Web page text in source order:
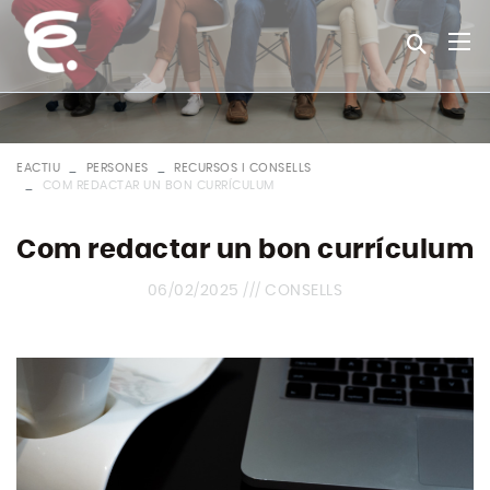
EACTIU PERSONES
RECURSOS I CONSELLS
COM REDACTAR UN BON CURRÍCULUM
Com redactar un bon currículum
06/02/2025 /// CONSELLS